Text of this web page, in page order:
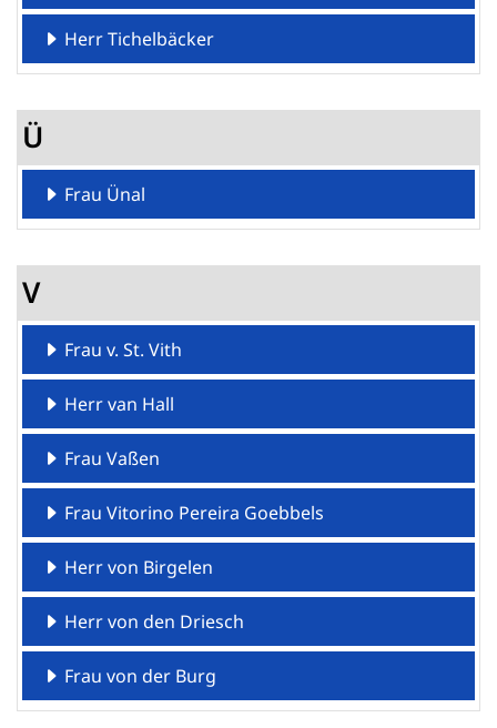
Herr Tichelbäcker
Ü
Frau Ünal
V
Frau v. St. Vith
Herr van Hall
Frau Vaßen
Frau Vitorino Pereira Goebbels
Herr von Birgelen
Herr von den Driesch
Frau von der Burg